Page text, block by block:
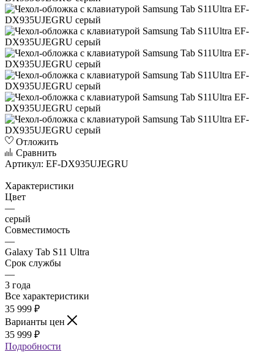
Отложить
Сравнить
Артикул: EF-DX935UJEGRU
Характеристики
Цвет
—
серый
Совместимость
—
Galaxy Tab S11 Ultra
Срок службы
—
3 года
Все характеристики
35 999 ₽
Варианты цен
35 999 ₽
Подробности